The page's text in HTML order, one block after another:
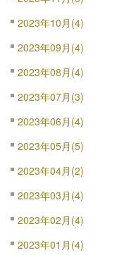
2023年10月(4)
2023年09月(4)
2023年08月(4)
2023年07月(3)
2023年06月(4)
2023年05月(5)
2023年04月(2)
2023年03月(4)
2023年02月(4)
2023年01月(4)